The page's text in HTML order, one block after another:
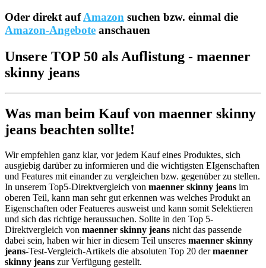
Oder direkt aufAmazon suchen bzw. einmal die
Amazon-Angebote anschauen
Unsere TOP 50 als Auflistung - maenner
skinny jeans
Was man beim Kauf von maenner skinny
jeans beachten sollte!
Wir empfehlen ganz klar, vor jedem Kauf eines Produktes, sich
ausgiebig darüber zu informieren und die wichtigsten EIgenschaften
und Features mit einander zu vergleichen bzw. gegenüber zu stellen.
In unserem Top5-Direktvergleich von maenner skinny jeans im
oberen Teil, kann man sehr gut erkennen was welches Produkt an
Eigenschaften oder Featueres ausweist und kann somit Selektieren
und sich das richtige heraussuchen. Sollte in den Top 5-
Direktvergleich von maenner skinny jeans nicht das passende
dabei sein, haben wir hier in diesem Teil unseres maenner skinny
jeans-Test-Vergleich-Artikels die absoluten Top 20 dermaenner
skinny jeans zur Verfügung gestellt.